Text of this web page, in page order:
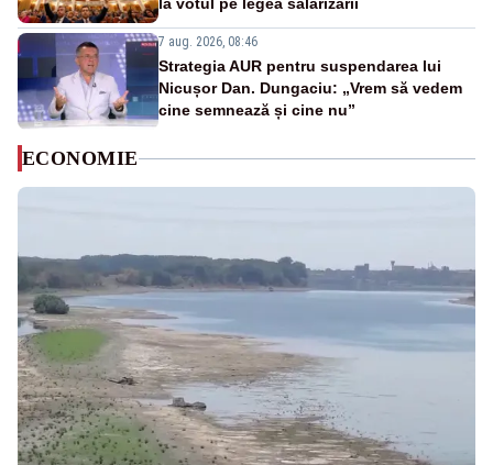
7 aug. 2026, 08:46
Strategia AUR pentru suspendarea lui
Nicușor Dan. Dungaciu: „Vrem să vedem
cine semnează și cine nu”
ECONOMIE